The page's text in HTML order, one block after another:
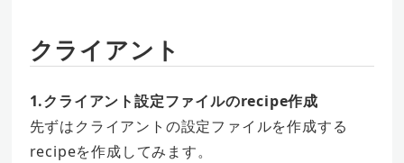
クライアント
1.クライアント設定ファイルのrecipe作成
先ずはクライアントの設定ファイルを作成する
recipeを作成してみます。